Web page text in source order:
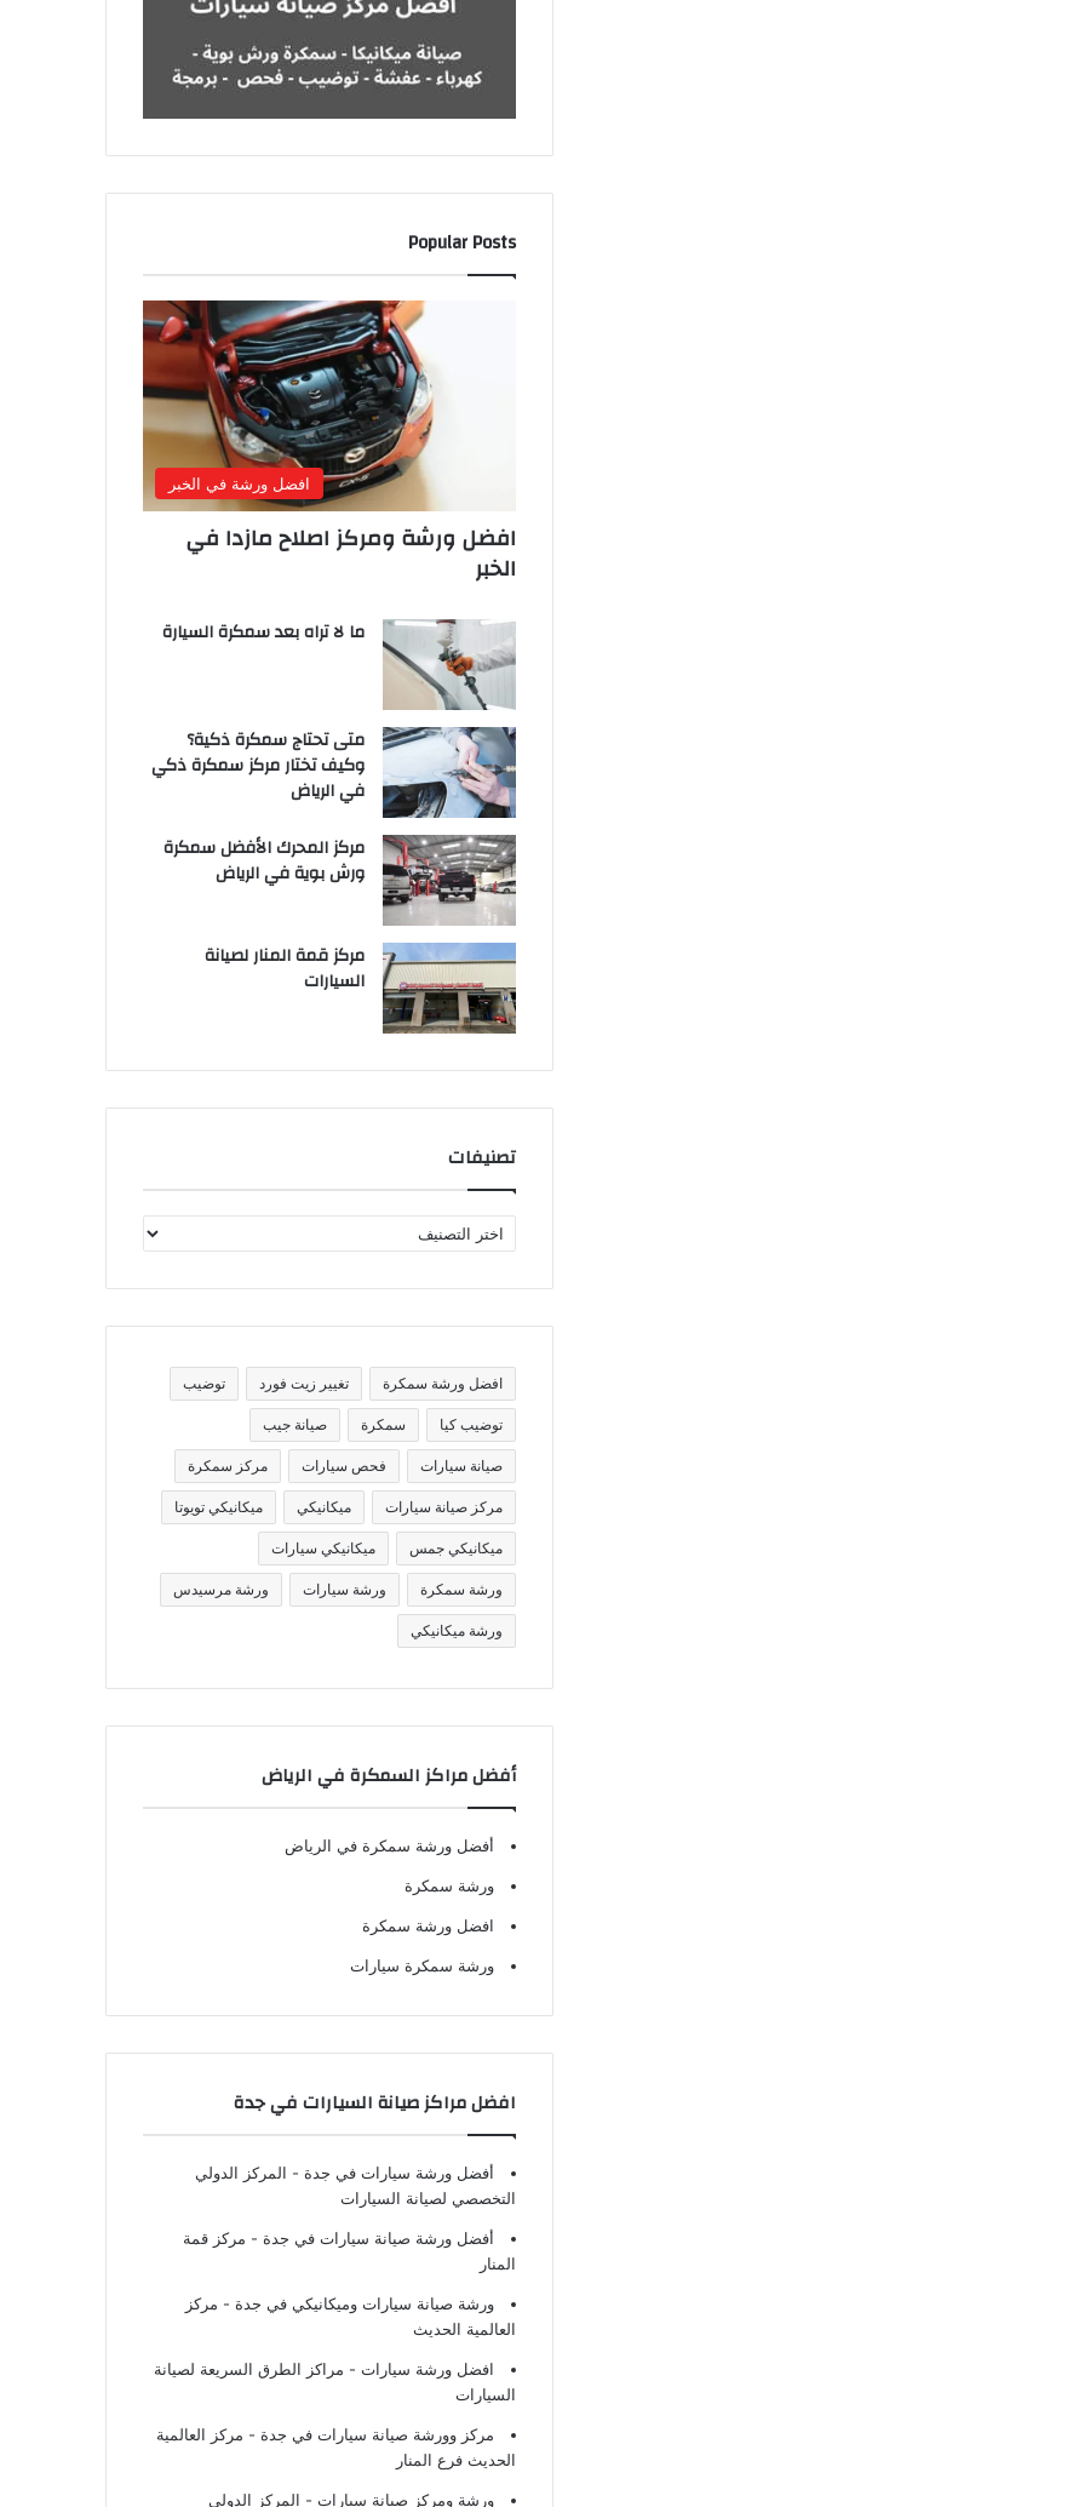
Popular Posts
افضل ورشة في الخبر
افضل ورشة ومركز اصلاح مازدا في
الخبر
ما لا تراه بعد سمكرة السيارة
متى تحتاج سمكرة ذكية؟
وكيف تختار مركز سمكرة ذكي
في الرياض
مركز المحرك الأفضل سمكرة
ورش بوية في الرياض
مركز قمة المنار لصيانة
السيارات
تصنيفات
ص
ف
تافضل ورشة سمكرة تغيير زيت فورد توضيب
توضيب كيا سمكرة صيانة جيب
صيانة سيارات فحص سيارات مركز سمكرة
مركز صيانة سيارات ميكانيكي ميكانيكي تويوتا
ميكانيكي جمس ميكانيكي سيارات
ورشة سمكرة ورشة سيارات ورشة مرسيدس
ورشة ميكانيكي
أفضل مراكز السمكرة في الرياض
أفضل ورشة سمكرة في الرياض
ورشة سمكرة
افضل ورشة سمكرة
ورشة سمكرة سيارات
افضل مراكز صيانة السيارات في جدة
أفضل ورشة سيارات في جدة - المركز الدولي
التخصصي لصيانة السيارات
أفضل ورشة صيانة سيارات في جدة - مركز قمة
المنار
ورشة صيانة سيارات وميكانيكي في جدة - مركز
العالمية الحديث
افضل ورشة سيارات - مراكز الطرق السريعة لصيانة
السيارات
مركز وورشة صيانة سيارات في جدة - مركز العالمية
الحديث فرع المنار
ورشة ومركز صيانة سيارات - المركز الدولي